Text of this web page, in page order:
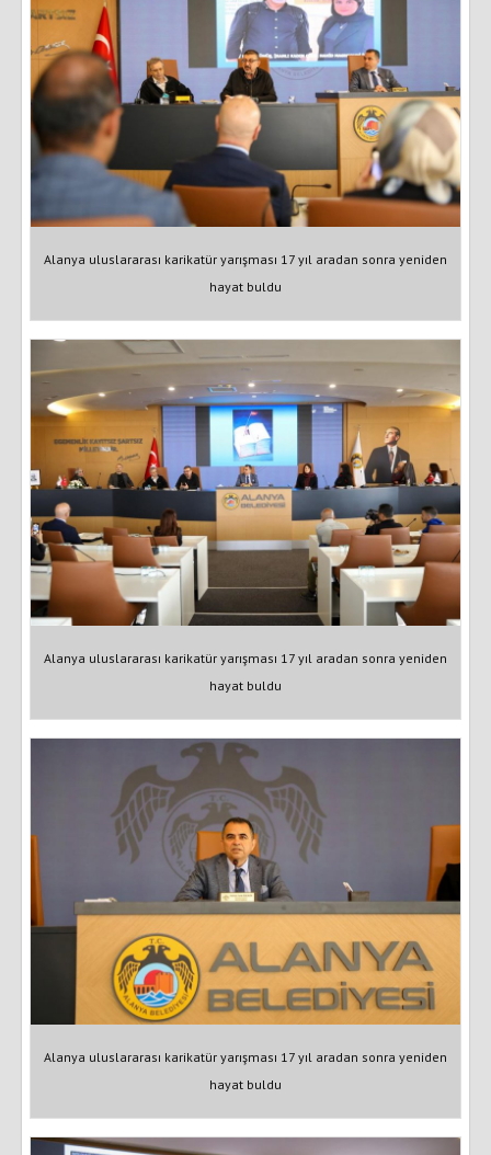
Alanya uluslararası karikatür yarışması 17 yıl aradan sonra yeniden
hayat buldu
Alanya uluslararası karikatür yarışması 17 yıl aradan sonra yeniden
hayat buldu
Alanya uluslararası karikatür yarışması 17 yıl aradan sonra yeniden
hayat buldu